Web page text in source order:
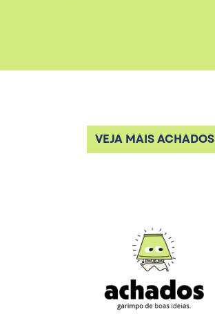
VEJA MAIS ACHADOS